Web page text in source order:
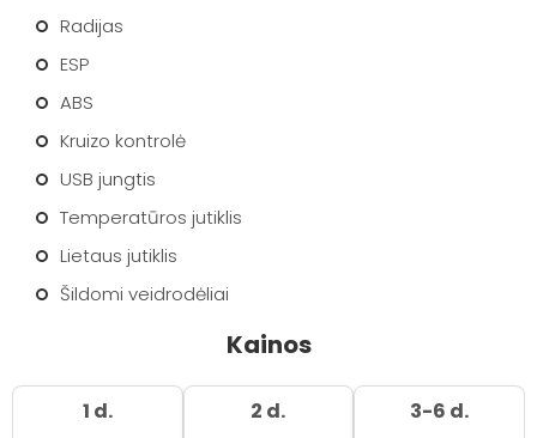
Radijas
ESP
ABS
Kruizo kontrolė
USB jungtis
Temperatūros jutiklis
Lietaus jutiklis
Šildomi veidrodėliai
Kainos
1 d. 2 d. 3-6 d.